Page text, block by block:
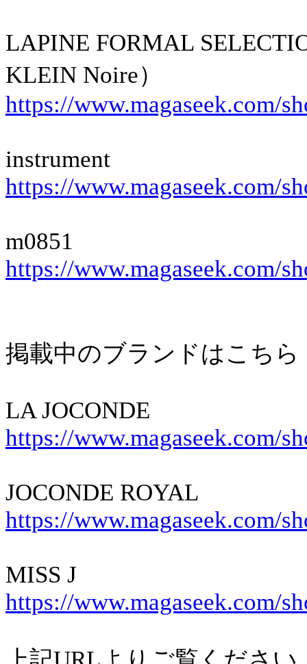
LAPINE FORMAL
KLEIN Noire）
https://www.magaseek.com/
instrument
https://www.magaseek.com/
m0851
https://www.magaseek.com/
掲載中のブランドはこちら
LA JOCONDE
https://www.magaseek.com/
JOCONDE ROYAL
https://www.magaseek.com/
MISS J
https://www.magaseek.com/